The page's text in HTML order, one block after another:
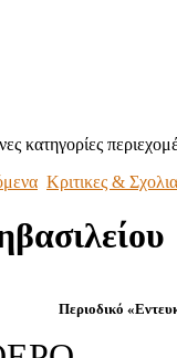
κατηγορίες
Κριτικες & Σχολια